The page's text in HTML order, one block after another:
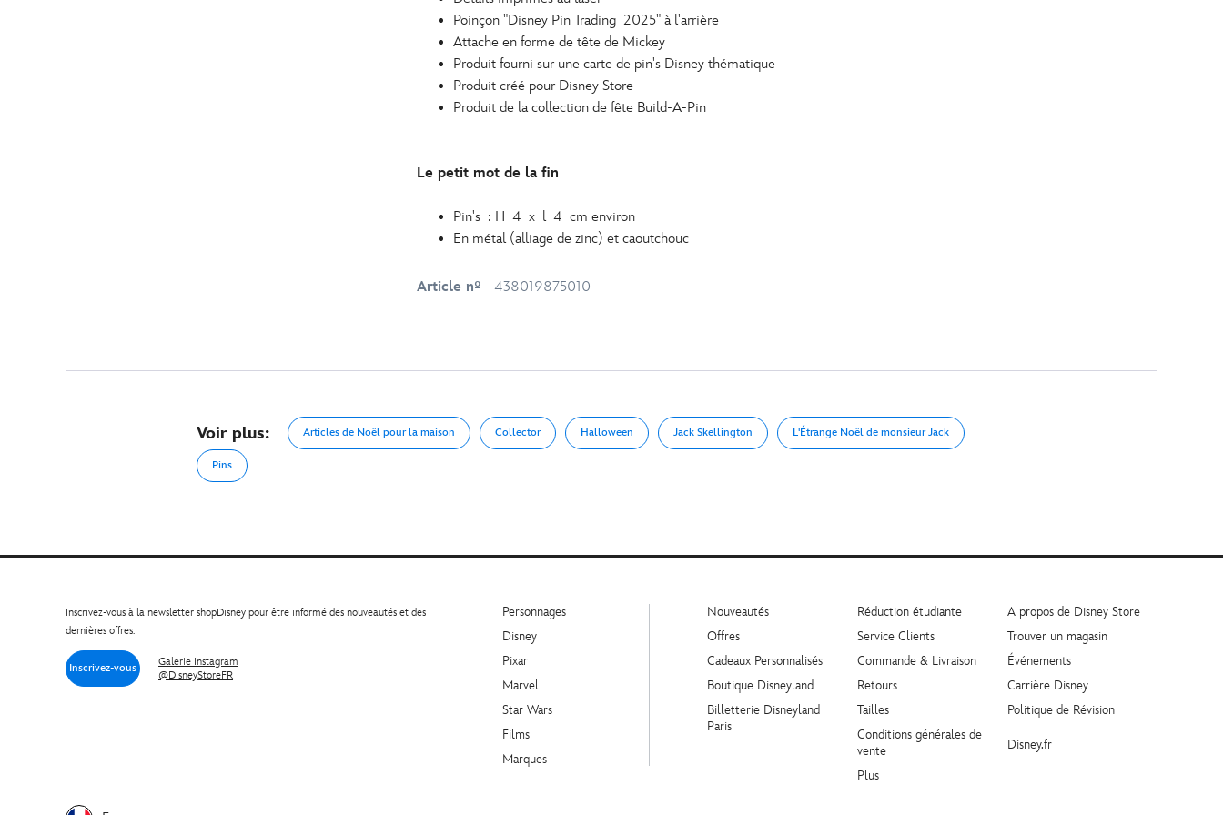
Poinçon "Disney Pin Trading 2025" à l'arrière
Attache en forme de tête de Mickey
Produit fourni sur une carte de pin's Disney thématique
Produit créé pour Disney Store
Produit de la collection de fête Build-A-Pin
Le petit mot de la fin
Pin's : H 4 x l 4 cm environ
En métal (alliage de zinc) et caoutchouc
Article nº 438019875010
Voir plus: Articles de Noël pour la maison Collector Halloween Jack Skellington L'Étrange Noël de monsieur Jack
Pins
Inscrivez-vous à la newsletter shopDisney pour être informé des nouveautés et des
dernières offres.
Inscrivez-vous
Galerie Instagram
@DisneyStoreFR
Personnages
Disney
Pixar
Marvel
Star Wars
Films
Marques
Nouveautés
Offres
Cadeaux Personnalisés
Boutique Disneyland
Billetterie Disneyland
Paris
Réduction étudiante
Service Clients
Commande & Livraison
Retours
Tailles
Conditions générales de
vente
Plus
A propos de Disney Store
Trouver un magasin
Événements
Carrière Disney
Politique de Révision
Disney.fr